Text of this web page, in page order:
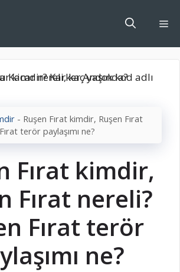
- Ruşen Fırat kimdir, Ruşen Fırat
terör paylaşımı ne?
Fırat kimdir,
Fırat nereli?
Fırat terör
ne?